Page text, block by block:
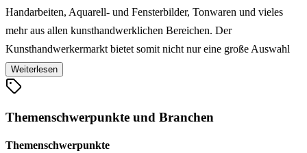
Handarbeiten, Aquarell- und Fensterbilder, Tonwaren und vieles
mehr aus allen kunsthandwerklichen Bereichen. Der
Kunsthandwerkermarkt bietet somit nicht nur eine große Auswahl
an kleinen Weihnachtsgeschenken aus verschiedensten Materialien,
sondern auch Kunst- und Dekoartikel für jeden Geldbeutel. Der
Gelegenheit, den Kunsthandwerkern im Rhamen von Live-
Vorführungen über die Schulter zu schauen und einen Einblick in
Weiterlesen
Themenschwerpunkte und Branchen
Themenschwerpunkte